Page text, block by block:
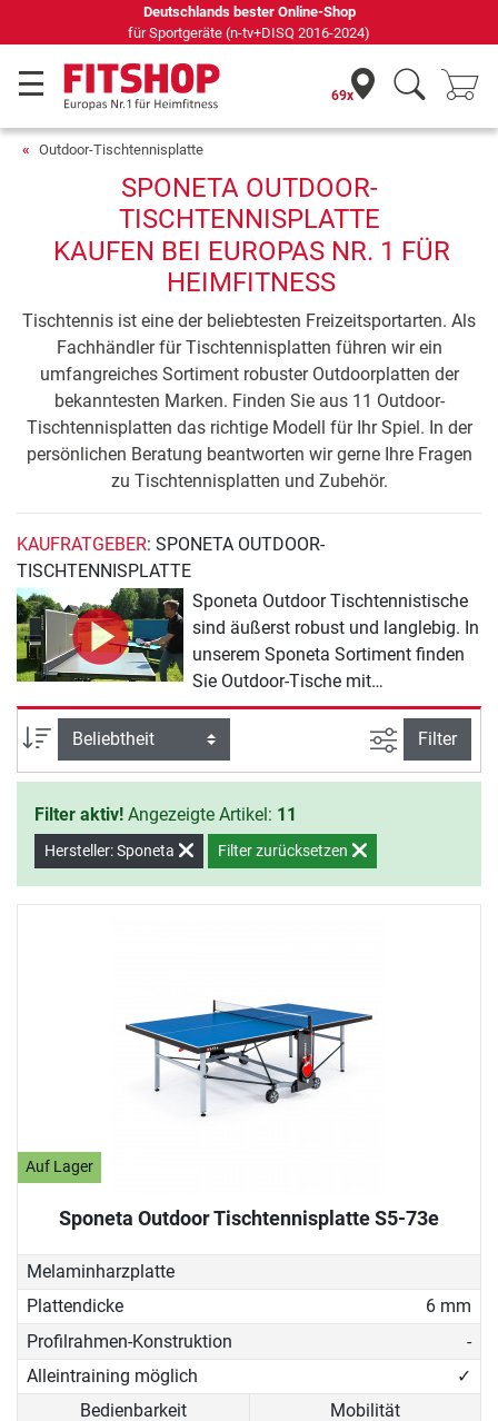
Seit 42 Jahren Ihr Experte für Heimfitness
69x
Outdoor-Tischtennisplatte
SPONETA OUTDOOR-
TISCHTENNISPLATTE
KAUFEN BEI EUROPAS NR. 1 FÜR
HEIMFITNESS
Tischtennis ist eine der beliebtesten Freizeitsportarten. Als
Fachhändler für Tischtennisplatten führen wir ein
umfangreiches Sortiment robuster Outdoorplatten der
bekanntesten Marken. Finden Sie aus 11 Outdoor-
Tischtennisplatten das richtige Modell für Ihr Spiel. In der
persönlichen Beratung beantworten wir gerne Ihre Fragen
zu Tischtennisplatten und Zubehör.
KAUFRATGEBER: SPONETA OUTDOOR-
TISCHTENNISPLATTE
Sponeta Outdoor Tischtennistische
sind äußerst robust und langlebig. In
unserem Sponeta Sortiment finden
Sie Outdoor-Tische mit
Melaminharzplatte.
Melaminharzplatten verfügen über
gute Spieleigenschaften bei langer
Lebensdauer und guten Blend-
Eigenschaften. Die
Rahmenkonstruktionen sind stabil
und bestehen aus Vierkantrohren.
Sortierung Ansicht
Filter
Filter aktiv! Angezeigte Artikel: 11
Hersteller: Sponeta Filter zurücksetzen
Auf Lager
Sponeta Outdoor Tischtennisplatte S5-73e
Melaminharzplatte
Plattendicke
6 mm
Profilrahmen-Konstruktion
-
Alleintraining möglich
✓
Bedienbarkeit
Mobilität